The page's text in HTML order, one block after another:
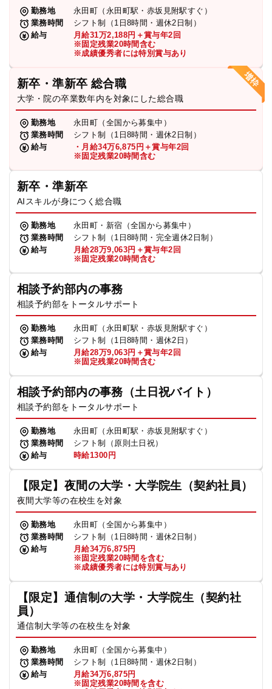
勤務地
永田町（永田町駅・赤坂見附駅すぐ）
業務時間
シフト制（1日8時間・週休2日制）
給与
月給31万2,188円＋賞与年2回
※固定残業20時間含む
※成績優秀者には特別賞与あり
新卒・準新卒 総合職
大学・院の卒業数年内を対象にした総合職
勤務地
永田町（全国から募集中）
業務時間
シフト制（1日8時間・週休2日制）
給与
・月給34万6,875円＋賞与年2回
※固定残業20時間含む
新卒・準新卒
AIスキルが身につく総合職
勤務地
永田町・新宿（全国から募集中）
業務時間
シフト制（1日8時間・完全週休2日制）
給与
月給28万9,063円＋賞与年2回
※固定残業20時間含む
相談予約部内の事務
相談予約部をトータルサポート
勤務地
永田町（永田町駅・赤坂見附駅すぐ）
業務時間
シフト制（1日8時間・週休2日）
給与
月給28万9,063円＋賞与年2回
※固定残業20時間含む
相談予約部内の事務（土日祝バイト）
相談予約部をトータルサポート
勤務地
永田町（永田町駅・赤坂見附駅すぐ）
業務時間
シフト制（原則土日祝）
給与
時給1300円
【限定】夜間の大学・大学院生（契約社員）
夜間大学等の在校生を対象
勤務地
永田町（全国から募集中）
業務時間
シフト制（1日8時間・週休2日制）
給与
月給34万6,875円
※固定残業20時間を含む
※成績優秀者には特別賞与あり
【限定】通信制の大学・大学院生（契約社
員）
通信制大学等の在校生を対象
勤務地
永田町（全国から募集中）
業務時間
シフト制（1日8時間・週休2日制）
給与
月給34万6,875円
※固定残業20時間を含む